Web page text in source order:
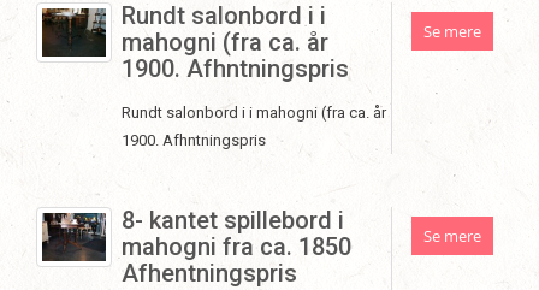
Rundt salonbord i i
mahogni (fra ca. år
1900. Afhntningspris
Rundt salonbord i i mahogni (fra ca. år
1900. Afhntningspris
Se mere
8- kantet spillebord i
mahogni fra ca. 1850
Afhentningspris
Se mere